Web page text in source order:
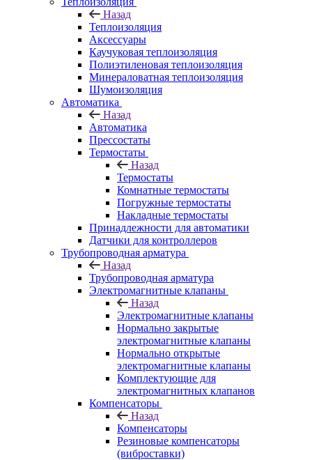
Назад
Теплоизоляция
Аксессуары
Каучуковая теплоизоляция
Полиэтиленовая теплоизоляция
Минераловатная теплоизоляция
Шумоизоляция
Автоматика
Назад
Автоматика
Прессостаты
Термостаты
Назад
Термостаты
Комнатные термостаты
Погружные термостаты
Накладные термостаты
Принадлежности для автоматики
Датчики для контроллеров
Трубопроводная арматура
Назад
Трубопроводная арматура
Электромагнитные клапаны
Назад
Электромагнитные клапаны
Нормально закрытые
электромагнитные клапаны
Нормально открытые
электромагнитные клапаны
Комплектующие для
электромагнитных клапанов
Компенсаторы
Назад
Компенсаторы
Резиновые компенсаторы
(виброставки)